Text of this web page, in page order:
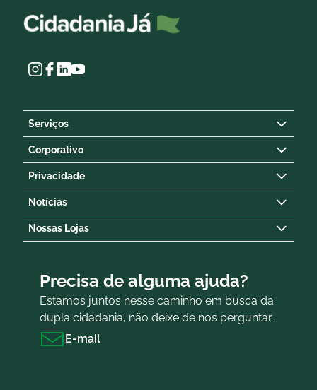
Serviços
Corporativo
Privacidade
Notícias
Nossas Lojas
Precisa de alguma ajuda?
Estamos juntos nesse caminho em busca da
dupla cidadania, não deixe de nos perguntar.
E-mail